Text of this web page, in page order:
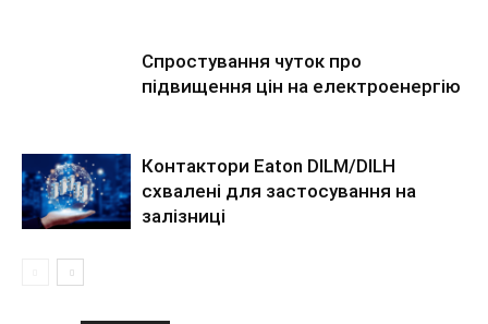
Спростування чуток про
підвищення цін на електроенергію
Контактори Eaton DILM/DILH
схвалені для застосування на
залізниці